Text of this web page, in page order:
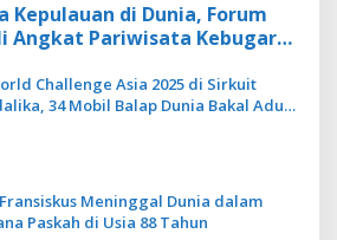
Kepulauan di Dunia, Forum
Angkat Pariwisata Kebugaran
Challenge Asia 2025 di Sirkuit
34 Mobil Balap Dunia Bakal Adu
Meninggal Dunia dalam
Paskah di Usia 88 Tahun